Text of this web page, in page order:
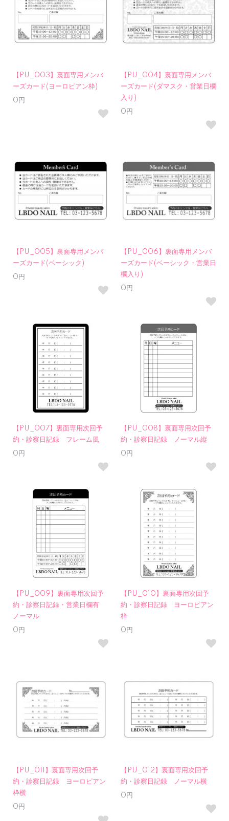
【PU_003】裏面専用メンバ
ーズカード(ヨーロピアン枠)
0円
【PU_004】裏面専用メンバ
ーズカード(ダマスク・営業日欄
入り)
0円
【PU_005】裏面専用メンバ
ーズカード(ベーシック)
0円
【PU_006】裏面専用メンバ
ーズカード(ベーシック・営業日
欄入り)
0円
【PU_007】裏面専用次回予
約・診察日記録 フレーム風
0円
【PU_008】裏面専用次回予
約・診察日記録 ノーマル縦
0円
【PU_009】裏面専用次回予
約・診察日記録・営業日欄有
ノーマル
0円
【PU_010】裏面専用次回予
約・診察日記録 ヨーロピアン
枠
0円
【PU_011】裏面専用次回予
約・診察日記録 ヨーロピアン
枠横
0円
【PU_012】裏面専用次回予
約・診察日記録 ノーマル横
0円